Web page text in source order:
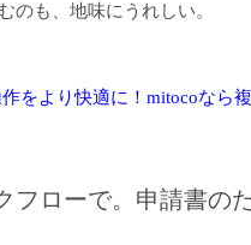
のも、地味にうれしい。
作をより快適に！mitocoなら
フローで。申請書の